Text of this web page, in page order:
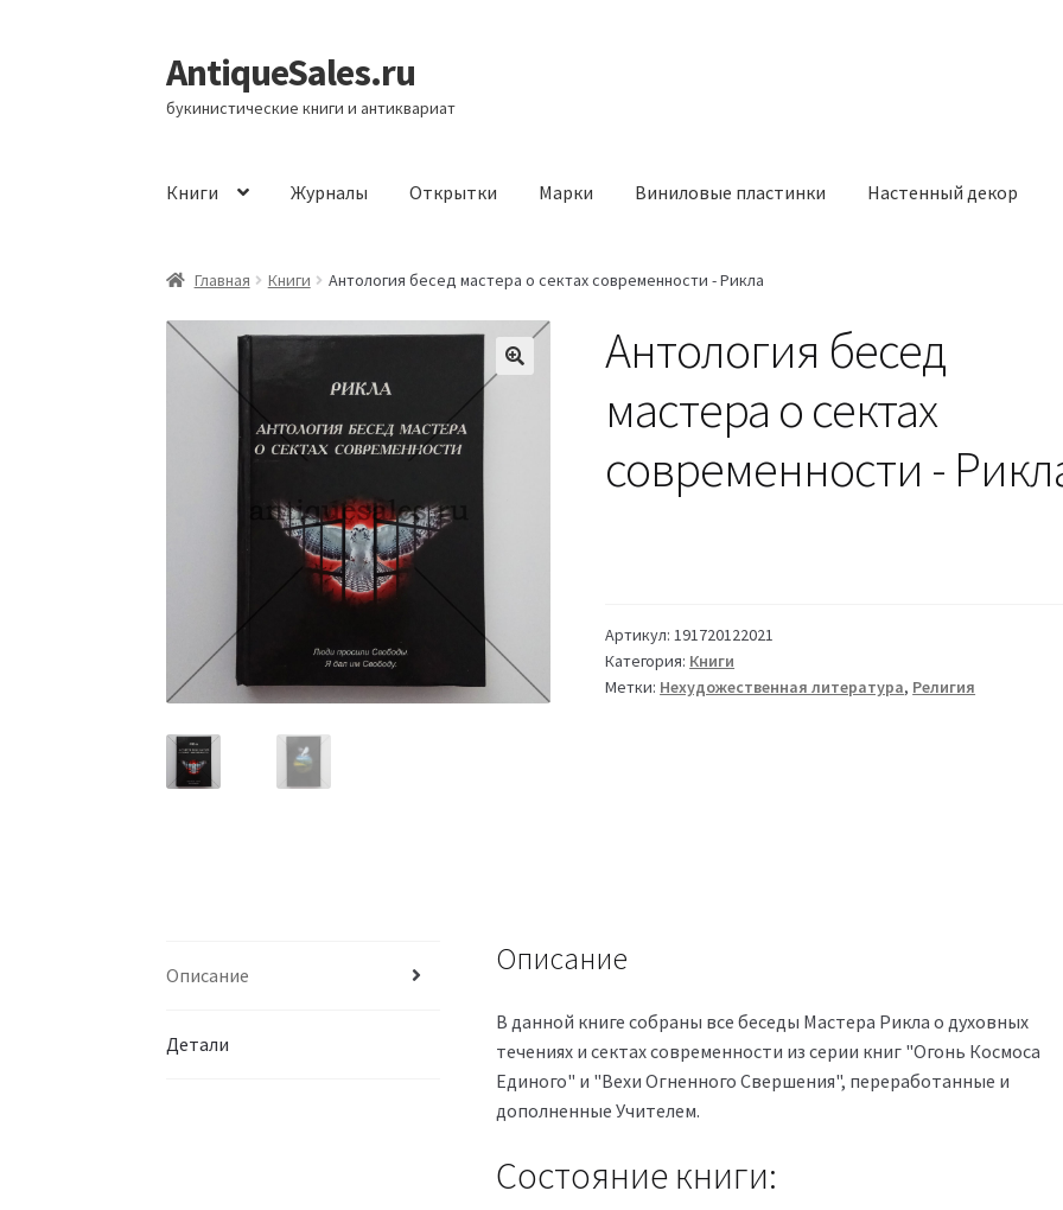
Перейти
к
навигации
Перейти
к
содержимому
AntiqueSales.ru
букинистические книги и антиквариат
Книги Журналы Открытки Марки Виниловые пластинки Настенный декор
ГлавнаяГлавная Книги Антология бесед мастера о сектах современности - Рикла
Антология бесед
мастера о сектах
современности -
Артикул:191720122021
Категория: Книги
Метки: Нехудожественная литература, Религия
Описание
Детали
Описание
В данной книге собраны все беседы Мастера Рикла о духовных
течениях и сектах современности из серии книг "Огонь Космоса
Единого" и "Вехи Огненного Свершения", переработанные и
дополненные Учителем.
Состояние книги: